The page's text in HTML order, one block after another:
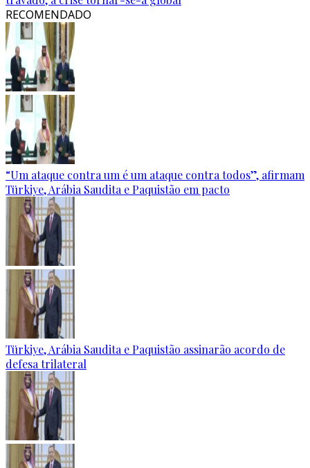
RECOMENDADO
“Um ataque contra um é um ataque contra todos”, afirmam
Türkiye, Arábia Saudita e Paquistão em pacto
Türkiye, Arábia Saudita e Paquistão assinarão acordo de
defesa trilateral